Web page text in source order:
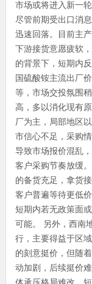
市场或将进入新一
尽管前期受出口消
迅速回落。目前主
下游接货意愿疲软
的背景下，短期内
国硫酸铵主流出厂
等，市场交投氛围
高，多以消化现有
厂为主，局部地区
市信心不足，采购
导致市场报价混乱
客户采购节奏放缓
的备货充足，拿货
客户普遍等待更低
短期内若无政策面
可能。 另外，西南
行，主要得益于区
的刻意挺价，但随
动加剧，后续挺价